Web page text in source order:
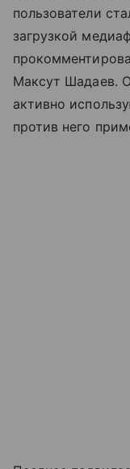
пользователи
загрузкой
Максут Шадаев.
активно
против него